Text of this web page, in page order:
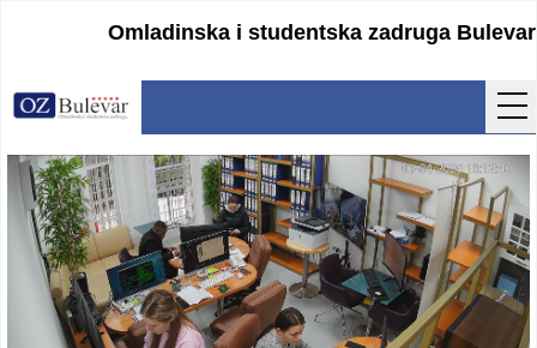
Omladinska i studentska zadruga Bulevar
Početna
Usluge
Uputstva
Cenovnik